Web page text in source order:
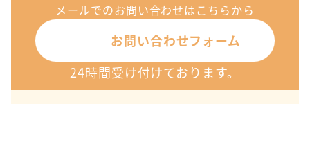
メールでのお問い合わせはこちらから
お問い合わせフォーム
24時間受け付けております。